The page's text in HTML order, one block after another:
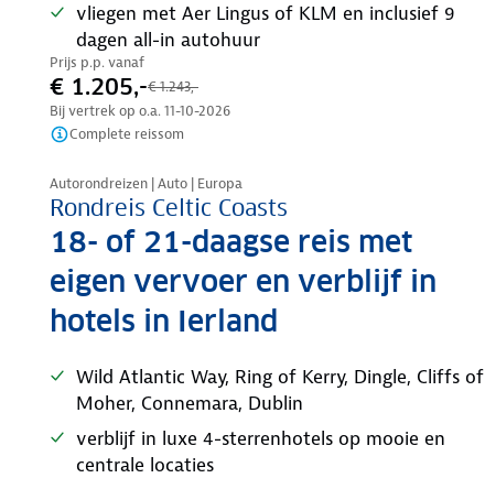
vliegen met Aer Lingus of KLM en inclusief 9
dagen all-in autohuur
Prijs p.p. vanaf
€ 1.205,-€ 1.243,-
Bij vertrek op o.a. 11-10-2026
Complete reissom
Autorondreizen | Auto | Europa
Rondreis Celtic Coasts
18- of 21-daagse reis met
eigen vervoer en verblijf in
hotels in Ierland
Wild Atlantic Way, Ring of Kerry, Dingle, Cliffs of
Moher, Connemara, Dublin
verblijf in luxe 4-sterrenhotels op mooie en
centrale locaties